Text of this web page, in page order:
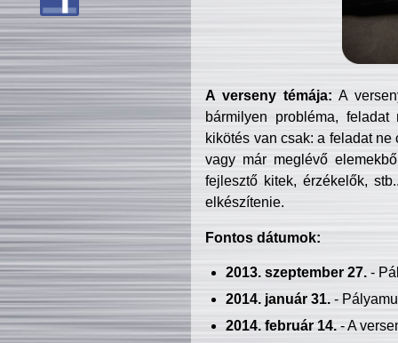
A verseny témája: A
bármilyen probléma, feladat
kikötés van csak: a feladat
vagy már meglévő
fejlesztő kitek, érzékelők,
elkészítenie.
Fontos dátumok:
2013. szeptember 27.-
2014. január 31.-
2014. február 14.- A